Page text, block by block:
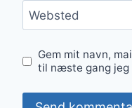
Websted
Gem mit navn,
til næste gang jeg